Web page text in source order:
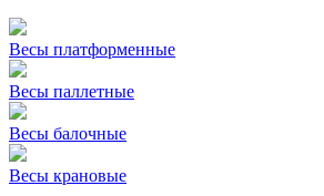
Весы платформенные
Весы паллетные
Весы балочные
Весы крановые